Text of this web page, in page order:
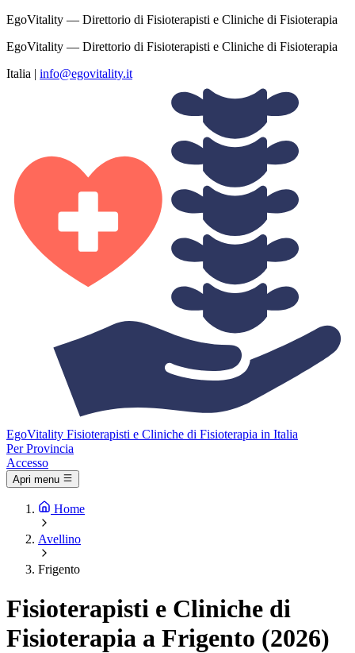
EgoVitality — Direttorio di Fisioterapisti e Cliniche di Fisioterapia
EgoVitality — Direttorio di Fisioterapisti e Cliniche di Fisioterapia
Italia | info@egovitality.it
EgoVitality Fisioterapisti e Cliniche di Fisioterapia in Italia
Per Provincia
Accesso
Apri menu
Home
Avellino
Frigento
Fisioterapisti e Cliniche di
Fisioterapia a Frigento (2026)